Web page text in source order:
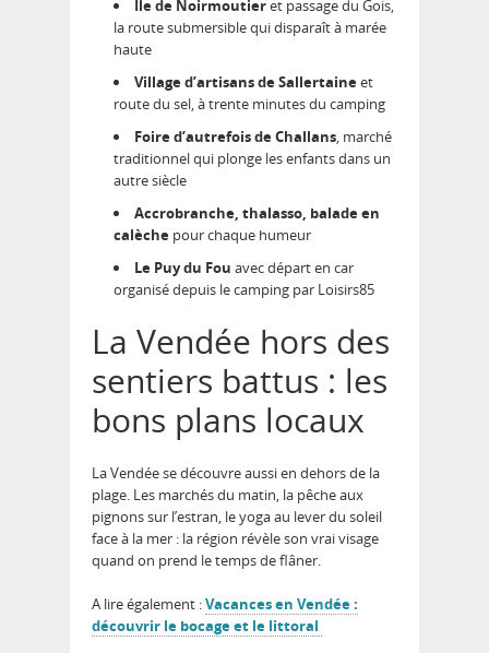
Île de Noirmoutieret passage du Gois,
la route submersible qui disparaît à marée
haute
Village d’artisans de Sallertaineet
route du sel, à trente minutes du camping
Foire d’autrefois de Challans, marché
traditionnel qui plonge les enfants dans un
autre siècle
Accrobranche, thalasso, balade en
calèche pour chaque humeur
Le Puy du Fou avec départ en car
organisé depuis le camping par Loisirs85
La Vendée hors des
sentiers battus : les
bons plans locaux
La Vendée se découvre aussi en dehors de la
plage. Les marchés du matin, la pêche aux
pignons sur l’estran, le yoga au lever du soleil
face à la mer : la région révèle son vrai visage
quand on prend le temps de flâner.
A lire également :Vacances en Vendée :
découvrir le bocage et le littoral